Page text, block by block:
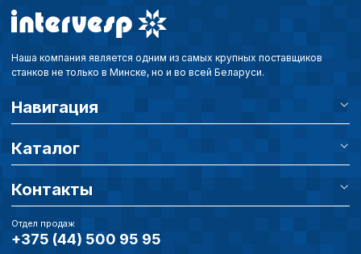
Наша компания является одним из самых крупных поставщиков
станков не только в Минске, но и во всей Беларуси.
Навигация
Каталог
Контакты
Отдел продаж
+375 (44) 500 95 95